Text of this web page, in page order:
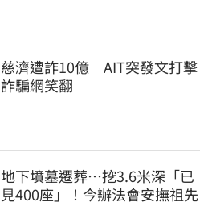
慈濟遭詐10億　AIT突發文打擊
詐騙網笑翻
地下墳墓遷葬…挖3.6米深「已
見400座」！今辦法會安撫祖先